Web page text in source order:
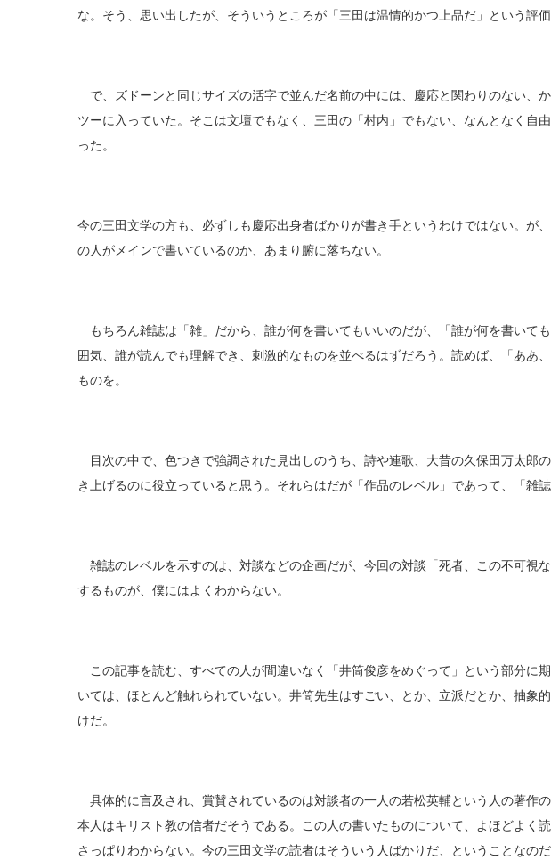
な。そう、思い出したが、そういうところが「三田は温情的かつ上品だ」という評価
で、ズドーンと同じサイズの活字で並んだ名前の中には、慶応と関わりのない、
ツーに入っていた。そこは文壇でもなく、三田の「村内」でもない、なんとなく自
った。
今の三田文学の方も、必ずしも慶応出身者ばかりが書き手というわけではない。が
の人がメインで書いているのか、あまり腑に落ちない。
もちろん雑誌は「雑」だから、誰が何を書いてもいいのだが、「誰が何を書いて
囲気、誰が読んでも理解でき、刺激的なものを並べるはずだろう。読めば、「ああ
ものを。
目次の中で、色つきで強調された見出しのうち、詩や連歌、大昔の久保田万太郎
き上げるのに役立っていると思う。それらはだが「作品のレベル」であって、「雑誌
雑誌のレベルを示すのは、対談などの企画だが、今回の対談「死者、この不可
するものが、僕にはよくわからない。
この記事を読む、すべての人が間違いなく「井筒俊彦をめぐって」という部分に
いては、ほとんど触れられていない。井筒先生はすごい、とか、立派だとか、抽象
けだ。
具体的に言及され、賞賛されているのは対談者の一人の若松英輔という人の著作
本人はキリスト教の信者だそうである。この人の書いたものについて、よほどよく
さっぱりわからない。今の三田文学の読者はそういう人ばかりだ、ということなのだ